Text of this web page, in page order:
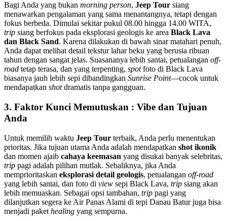
Bagi Anda yang bukan morning person, Jeep Tour siang
menawarkan pengalaman yang sama menantangnya, tetapi dengan
fokus berbeda. Dimulai sekitar pukul 08.00 hingga 14.00 WITA,
trip siang berfokus pada eksplorasi geologis ke area Black Lava
dan Black Sand. Karena dilakukan di bawah sinar matahari penuh,
Anda dapat melihat detail tekstur lahar beku yang berusia ribuan
tahun dengan sangat jelas. Suasananya lebih santai, petualangan off-
road tetap terasa, dan yang terpenting, spotfoto di Black Lava
biasanya jauh lebih sepi dibandingkan Sunrise Point—cocok untuk
mendapatkan shotdramatis tanpa gangguan.
3. Faktor Kunci Memutuskan : Vibe dan Tujuan
Anda
Untuk memilih waktu Jeep Tour terbaik, Anda perlu menentukan
prioritas. Jika tujuan utama Anda adalah mendapatkan shot ikonik
dan momen ajaib cahaya keemasan yang disukai banyak selebritas,
trip pagi adalah pilihan mutlak. Sebaliknya, jika Anda
memprioritaskan eksplorasi detail geologis, petualangan off-road
yang lebih santai, dan foto di view sepi Black Lava, trip siang akan
lebih memuaskan. Sebagai opsi tambahan, trip pagi yang
dilanjutkan segera ke Air Panas Alami di tepi Danau Batur juga bisa
menjadi paket healing yang sempurna.